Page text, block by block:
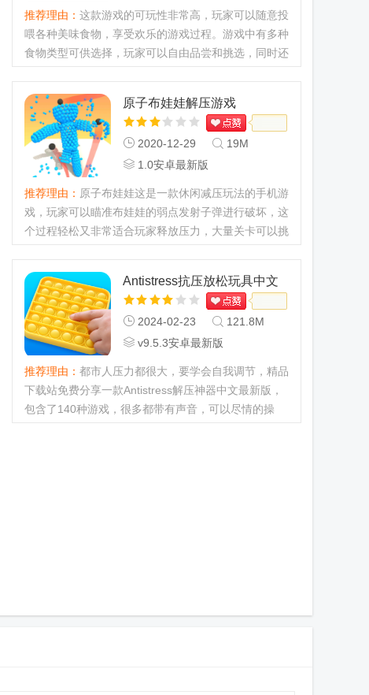
推荐理由： 这款游戏的可玩性非常高，玩家可以随意投
喂各种美味食物，享受欢乐的游戏过程。游戏中有多种
食物类型可供选择，玩家可以自由品尝和挑选，同时还
原子布娃娃解压游戏
2020-12-29
19M
1.0安卓最新版
推荐理由： 原子布娃娃这是一款休闲减压玩法的手机游
戏，玩家可以瞄准布娃娃的弱点发射子弹进行破坏，这
个过程轻松又非常适合玩家释放压力，大量关卡可以挑
也不无聊了，随时... Antistress抗压放松玩具中文
版
2024-02-23
121.8M
v9.5.3安卓最新版
推荐理由： 都市人压力都很大，要学会自我调节，精品
下载站免费分享一款Antistress解压神器中文最新版，
包含了140种游戏，很多都带有声音，可以尽情的操